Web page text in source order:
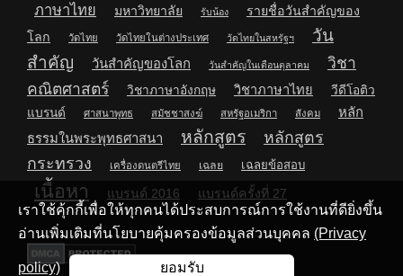
ภาษาไทย มหาวิทยาลัย รับน้อง
รายชื่อวันสำคัญของ
โลก
วัดไทย วัดไทยในต่างประเทศ วัดไทยในสหรัฐฯ
วัน
สำคัญ
วันสำคัญของโลก วันสำคัญในเดือนตุลาคม
วิชา
คณิตศาสตร์
วิชาภาษาอังกฤษ วิชาภาษาไทย
วีดีโอติว
แบรนด์
ศาสนาพุทธ สมัชชาสงฆ์ สหรัฐอเมริกา สังคม
หลัก
ธรรมในพระพุทธศาสนา
หลักสูตร
หลักสูตร
กระทรวง
เครื่องดนตรีไทย เฉลย เฉลยข้อสอบ
เนื้อหา แบรนด์ 2016 แบรนด์ครั้งที่ 27
เราใช้คุ้กกี้เพื่อให้ทุกคนได้ประสบการณ์การใช้งานที่ดียิ่งขึ้น
อ่านเพิ่มเติมที่นโยบายคุ้มครองข้อมูลส่วนบุคคล (Privacy
policy) ยอมรับ